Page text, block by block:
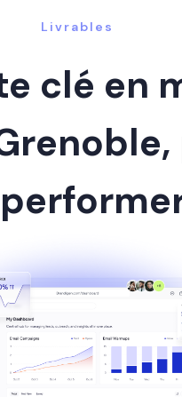
Livrables
clé en